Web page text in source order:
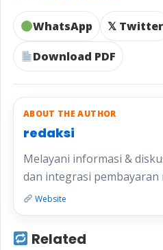
WhatsApp 𝕏 Twitter
Download PDF
ABOUT THE AUTHOR
redaksi
Melayani informasi &
dan integrasi pembayaran
Website
Related